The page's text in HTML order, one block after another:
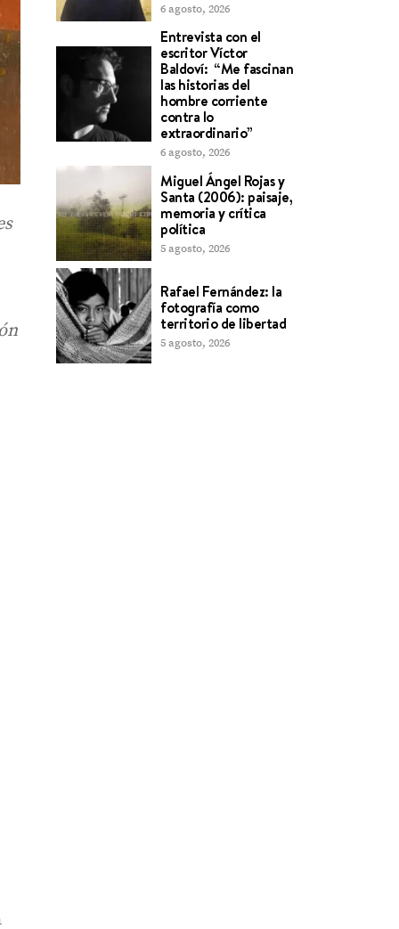
6 agosto, 2026
Entrevista con el
escritor Víctor
Baldoví: “Me fascinan
las historias del
hombre corriente
contra lo
extraordinario”
6 agosto, 2026
Miguel Ángel Rojas y
Santa (2006): paisaje,
memoria y crítica
política
5 agosto, 2026
Rafael Fernández: la
fotografía como
territorio de libertad
5 agosto, 2026